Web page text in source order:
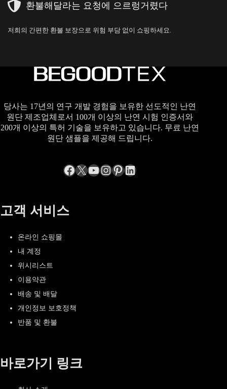
환불해달라는 요청에 으르렁거렸다
저희의 간편한 환불 보장으로 위험 부담 없이 쇼핑하세요.
당사는 17년의 연구 개발 경험을 보유한 선도적인 난연
원단 제조업체로서 100개 이상의 난연 시험 인증서와
200개 이상의 특허 기술을 보유하고 있습니다. 무료 난연
원단 샘플을 제공해 드립니다.
Facebook
엑스YouTube
Instagram
Pinterest
LinkedIn
고객 서비스
온라인 쇼핑몰
내 계정
위시리스트
이용약관
배송 및 배달
개인정보 보호정책
반품 및 환불
바로가기 링크